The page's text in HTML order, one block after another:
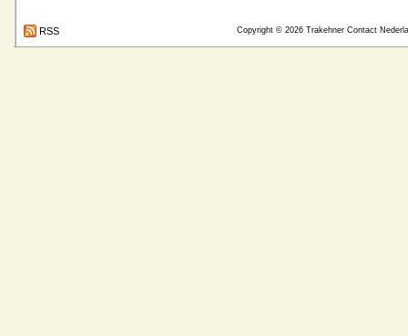
Copyright © 2026 Trakehner Contact
RSS